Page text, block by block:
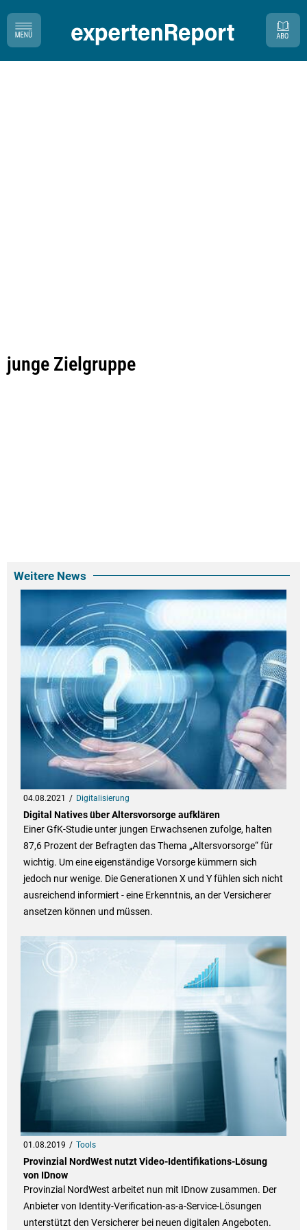
junge Zielgruppe
Weitere News
04.08.2021 Digitalisierung
Digital Natives über Altersvorsorge aufklären
Einer GfK-Studie unter jungen Erwachsenen zufolge, halten
87,6 Prozent der Befragten das Thema „Altersvorsorge“ für
wichtig. Um eine eigenständige Vorsorge kümmern sich
jedoch nur wenige. Die Generationen X und Y fühlen sich nicht
ausreichend informiert - eine Erkenntnis, an der Versicherer
ansetzen können und müssen.
01.08.2019 Tools
Provinzial NordWest nutzt Video-Identifikations-Lösung
von IDnow
Provinzial NordWest arbeitet nun mit IDnow zusammen. Der
Anbieter von Identity-Verification-as-a-Service-Lösungen
unterstützt den Versicherer bei neuen digitalen Angeboten.